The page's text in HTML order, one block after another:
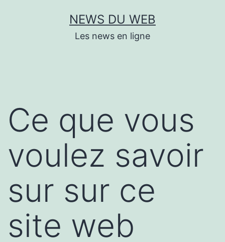
NEWS DU WEB
Les news en ligne
Ce que vous
voulez savoir
sur sur ce
site web